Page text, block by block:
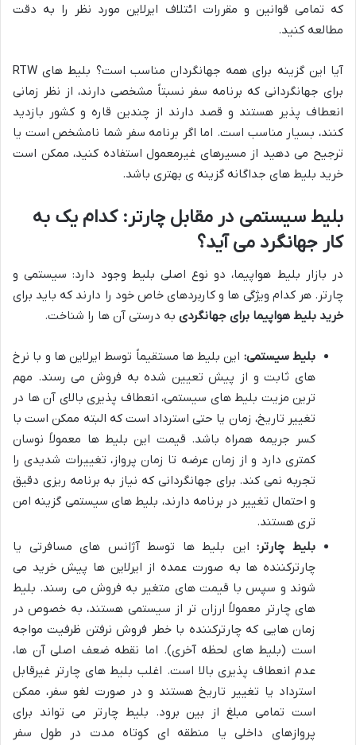
که تمامی قوانین و مقررات ائتلاف ایرلاین مورد نظر را به دقت
مطالعه کنید.
آیا این گزینه برای همه جهانگردان مناسب است؟ بلیط های RTW
برای جهانگردانی که برنامه سفر نسبتاً مشخصی دارند، از نظر زمانی
انعطاف پذیر هستند و قصد دارند از چندین قاره و کشور بازدید
کنند، بسیار مناسب است. اما اگر برنامه سفر شما نامشخص است یا
ترجیح می دهید از مسیرهای غیرمعمول استفاده کنید، ممکن است
خرید بلیط های جداگانه گزینه ی بهتری باشد.
بلیط سیستمی در مقابل چارتر: کدام یک به
کار جهانگرد می آید؟
در بازار بلیط هواپیما، دو نوع اصلی بلیط وجود دارد: سیستمی و
چارتر. هر کدام ویژگی ها و کاربردهای خاص خود را دارند که باید برای
خرید بلیط هواپیما برای جهانگردی به درستی آن ها را شناخت.
بلیط سیستمی: این بلیط ها مستقیماً توسط ایرلاین ها و با نرخ
های ثابت و از پیش تعیین شده به فروش می رسند. مهم
ترین مزیت بلیط های سیستمی، انعطاف پذیری بالای آن ها در
تغییر تاریخ، زمان یا حتی استرداد است که البته ممکن است با
کسر جریمه همراه باشد. قیمت این بلیط ها معمولاً نوسان
کمتری دارد و از زمان عرضه تا زمان پرواز، تغییرات شدیدی را
تجربه نمی کند. برای جهانگردانی که نیاز به برنامه ریزی دقیق
و احتمال تغییر در برنامه دارند، بلیط های سیستمی گزینه امن
تری هستند.
بلیط چارتر:این بلیط ها توسط آژانس های مسافرتی یا
چارترکننده ها به صورت عمده از ایرلاین ها پیش خرید می
شوند و سپس با قیمت های متغیر به فروش می رسند. بلیط
های چارتر معمولاً ارزان تر از سیستمی هستند، به خصوص در
زمان هایی که چارترکننده با خطر فروش نرفتن ظرفیت مواجه
است (بلیط های لحظه آخری). اما نقطه ضعف اصلی آن ها،
عدم انعطاف پذیری بالا است. اغلب بلیط های چارتر غیرقابل
استرداد یا تغییر تاریخ هستند و در صورت لغو سفر، ممکن
است تمامی مبلغ از بین برود. بلیط چارتر می تواند برای
پروازهای داخلی یا منطقه ای کوتاه مدت در طول سفر